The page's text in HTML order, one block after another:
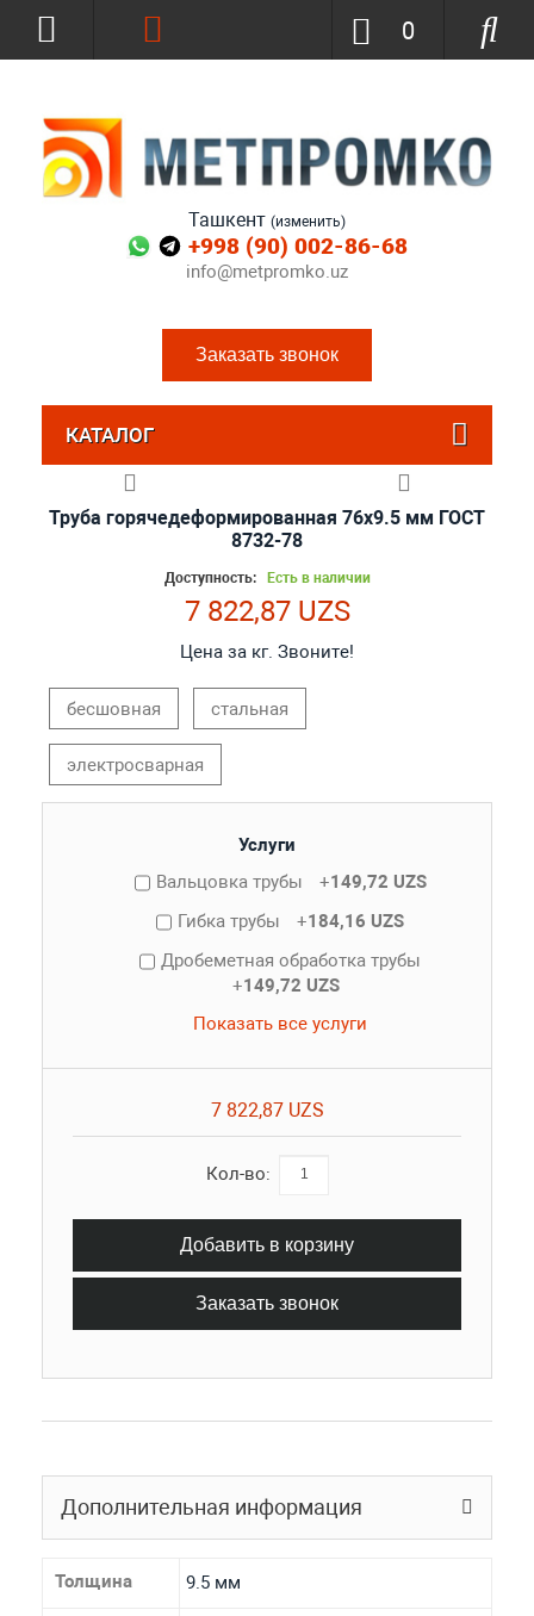
Ташкент (изменить)
+998 (90) 002-86-68
info@metpromko.uz
Заказать звонок
0
КАТАЛОГ
Труба горячедеформированная 76х9.5 мм ГОСТ
8732-78
Доступность: Есть в наличии
7 822,87 UZS
Цена за кг. Звоните!
бесшовная стальная
электросварная
Услуги
Вальцовка трубы
+149,72 UZS
Гибка трубы
+184,16 UZS
Дробеметная обработка трубы
+149,72 UZS
Показать все услуги
7 822,87 UZS
Кол-во:
Добавить в корзину
Заказать звонок
Дополнительная информация
Толщина 9.5 мм